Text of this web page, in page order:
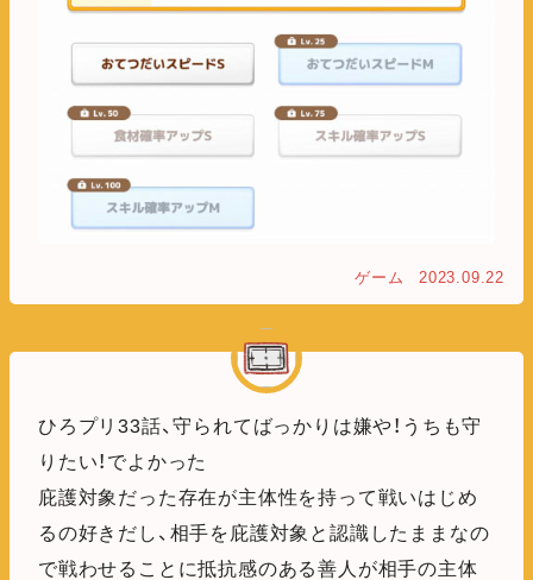
ゲーム 2023.09.22
ひろプリ33話、守られてばっかりは嫌や！うちも守
りたい！でよかった
庇護対象だった存在が主体性を持って戦いはじめ
るの好きだし、相手を庇護対象と認識したままなの
で戦わせることに抵抗感のある善人が相手の主体